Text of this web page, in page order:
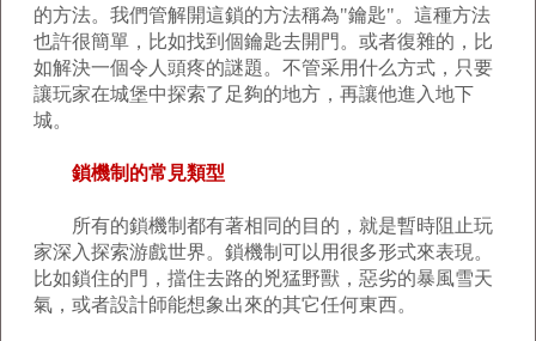
的方法。我們管解開這鎖的方法稱為"鑰匙"。這種方法
也許很簡單，比如找到個鑰匙去開門。或者復雜的，比
如解決一個令人頭疼的謎題。不管采用什么方式，只要
讓玩家在城堡中探索了足夠的地方，再讓他進入地下
城。
鎖機制的常見類型
所有的鎖機制都有著相同的目的，就是暫時阻止玩
家深入探索游戲世界。鎖機制可以用很多形式來表現。
比如鎖住的門，擋住去路的兇猛野獸，惡劣的暴風雪天
氣，或者設計師能想象出來的其它任何東西。